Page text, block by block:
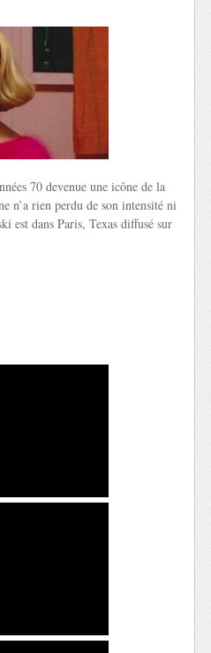
70 devenue une icône de la
n’a rien perdu de son intensité ni
est dans Paris, Texas diffusé sur